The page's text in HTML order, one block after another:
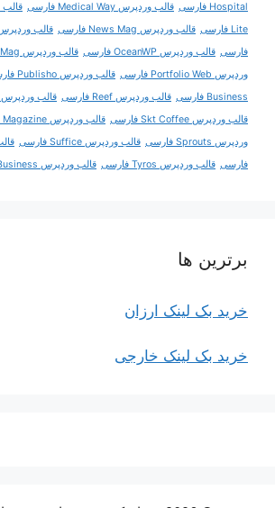
Hospital فارسی
قالب وردپرس Medical Way فارسی
Lite فارسی
قالب وردپرس News Mag فارسی
فارسی قالب وردپرس OceanWP فارسی قالب وردپرس Online Mag فارسی
وردپرس Portfolio Web فارسی
قالب وردپرس Publisho فارسی
Business فارسی
قالب وردپرس Reef فارسی
قالب وردپرس Sauna Lite فارسی
قالب وردپرس Skt Coffee فارسی
قالب وردپرس Smart Magazine فارسی
وردپرس Sprouts فارسی
قالب وردپرس Suffice فارسی
فارسی قالب وردپرس Tyros فارسی قالب وردپرس Wen Business فارسی
برترین ها
خرید بک لینک ارزان
خرید بک لینک خارجی